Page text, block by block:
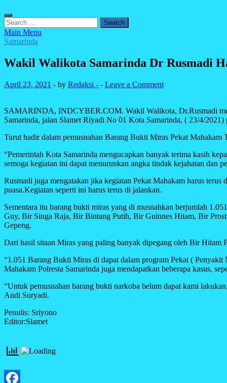
Search
for:
Main Menu
Samarinda
Wakil Walikota Samarinda Dr Rusmadi
April 23, 2021 - by Redaksi - - Leave a Comment
SAMARINDA, INDCYBER.COM. Wakil Walikota, Dr.Rusmadi
Samarinda, jalan Slamet Riyadi No 01 Kota Samarinda, ( 23/4/2021)
Turut hadir dalam pemusnahan Barang Bukti Miras Pekat
“Pemerintah Kota Samarinda mengucapkan banyak terima kasih
semoga kegiatan ini dapat menurunkan angka tindak kejahatan dan
Rusmadi juga mengatakan jika kegiatan Pekat Mahakam harus
puasa.Kegiatan seperti ini harus terus di jalankan.
Sementara itu barang bukti miras yang di musnahkan berjumlah
Guy, Bir Singa Raja, Bir Bintang Putih, Bir Guinnes Hitam, Bir
Gepeng.
Dari hasil sitaan Miras yang paling banyak dipegang oleh Bir Hitam
“1.051 Barang Bukti Miras di dapat dalam program Pekat (
Mahakam Polresta Samarinda juga mendapatkan beberapa kasus,
“Untuk pemusnahan barang bukti narkoba belum dapat kami
Andi Suryadi.
Penulis: Sriyono
Editor:Slamet